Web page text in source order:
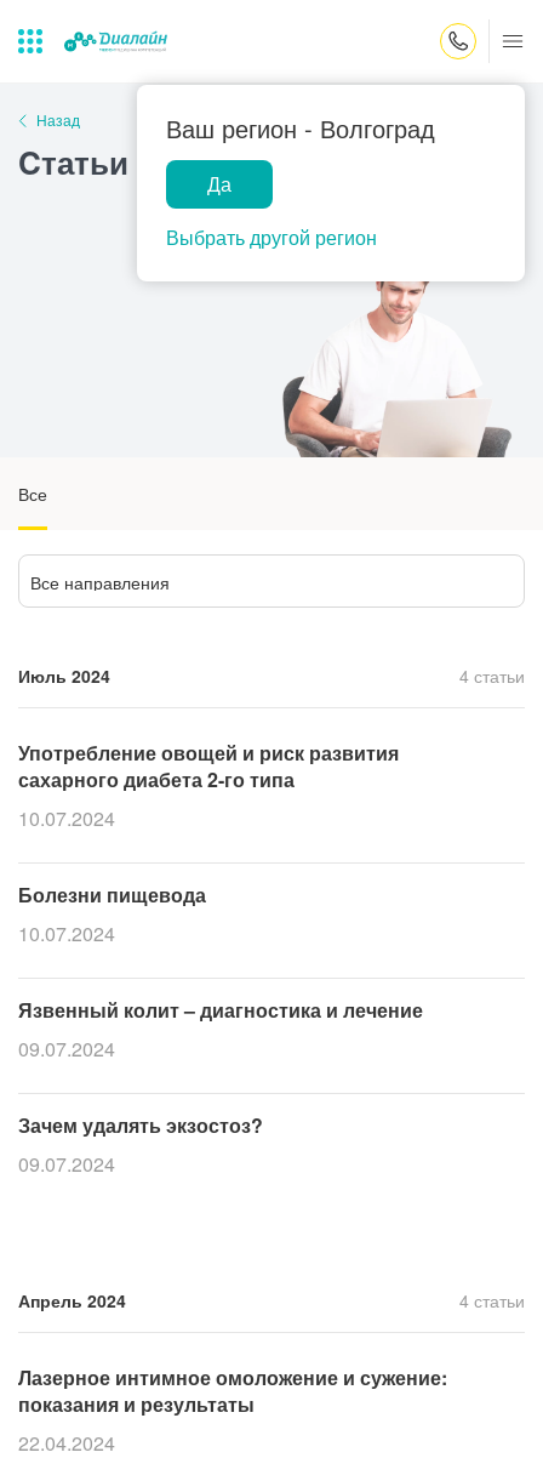
Ваш регион - Волгоград
Да
Выбрать другой регион
Лаборатории
Центр помощи
на дому
Закрыть поиск
Популярные запросы
Прием гинеколога
Прием кардиолога
Назад
Cтатьи
Все
Все направления
Июль 2024 4 статьи
Употребление овощей и риск развития
сахарного диабета 2-го типа
10.07.2024
Болезни пищевода
10.07.2024
Язвенный колит – диагностика и лечение
09.07.2024
Зачем удалять экзостоз?
09.07.2024
Апрель 2024 4 статьи
Лазерное интимное омоложение и сужение:
показания и результаты
22.04.2024